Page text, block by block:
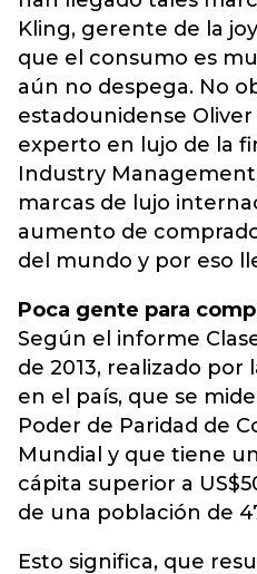
Kling, gerente de la
que el consumo es
aún no despega. No
estadounidense
experto en lujo de la
Industry
marcas de lujo
aumento de
del mundo y por eso
Poca gente para
Según el informe
de 2013, realizado por
en el país, que se
Poder de Paridad de
Mundial y que tiene
cápita superior a
de una población de
Esto significa, que